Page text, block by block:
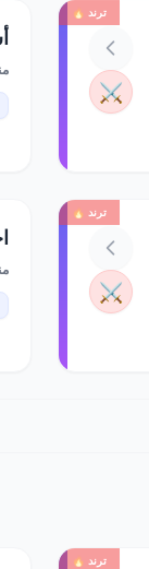
ترند 🔥
⚔️
ترند 🔥
⚔️
ترند 🔥